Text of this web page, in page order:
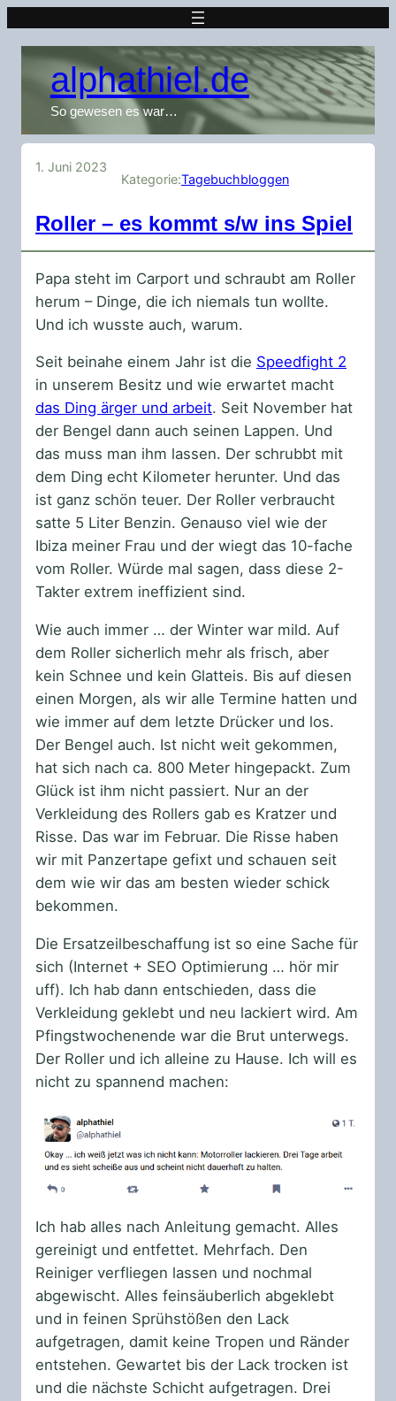
alphathiel.de
So gewesen es war…
1. Juni 2023
Kategorie:Tagebuchbloggen
Roller – es kommt s/w ins Spiel
Papa steht im Carport und schraubt am Roller
herum – Dinge, die ich niemals tun wollte.
Und ich wusste auch, warum.
Seit beinahe einem Jahr ist die Speedfight 2
in unserem Besitz und wie erwartet macht
das Ding ärger und arbeit. Seit November hat
der Bengel dann auch seinen Lappen. Und
das muss man ihm lassen. Der schrubbt mit
dem Ding echt Kilometer herunter. Und das
ist ganz schön teuer. Der Roller verbraucht
satte 5 Liter Benzin. Genauso viel wie der
Ibiza meiner Frau und der wiegt das 10-fache
vom Roller. Würde mal sagen, dass diese 2-
Takter extrem ineffizient sind.
Wie auch immer … der Winter war mild. Auf
dem Roller sicherlich mehr als frisch, aber
kein Schnee und kein Glatteis. Bis auf diesen
einen Morgen, als wir alle Termine hatten und
wie immer auf dem letzte Drücker und los.
Der Bengel auch. Ist nicht weit gekommen,
hat sich nach ca. 800 Meter hingepackt. Zum
Glück ist ihm nicht passiert. Nur an der
Verkleidung des Rollers gab es Kratzer und
Risse. Das war im Februar. Die Risse haben
wir mit Panzertape gefixt und schauen seit
dem wie wir das am besten wieder schick
bekommen.
Die Ersatzeilbeschaffung ist so eine Sache für
sich (Internet + SEO Optimierung … hör mir
uff). Ich hab dann entschieden, dass die
Verkleidung geklebt und neu lackiert wird. Am
Pfingstwochenende war die Brut unterwegs.
Der Roller und ich alleine zu Hause. Ich will es
nicht zu spannend machen:
Ich hab alles nach Anleitung gemacht. Alles
gereinigt und entfettet. Mehrfach. Den
Reiniger verfliegen lassen und nochmal
abgewischt. Alles feinsäuberlich abgeklebt
und in feinen Sprühstößen den Lack
aufgetragen, damit keine Tropen und Ränder
entstehen. Gewartet bis der Lack trocken ist
und die nächste Schicht aufgetragen. Drei